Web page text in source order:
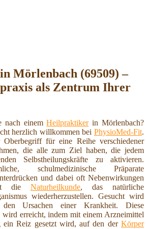
Mörlenbach (69509) –
als Zentrum Ihrer
nach einemHeilpraktikerin Mörlenbach?
herzlich willkommen bei PhysioMed-Fit.
für eine Reihe verschiedener
die alle zum Ziel haben, die jedem
Selbstheilungskräfte zu aktivieren.
schulmedizinische Präparate
und dabei oft Nebenwirkungen
die Naturheilkunde, das natürliche
wiederherzustellen. Gesucht wird
Ursachen einer Krankheit. Diese
wird erreicht, indem mit einem Arzneimittel
ein Reiz gesetzt wird, auf den der Körper